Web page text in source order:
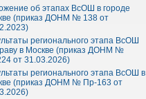
об этапах ВсОШ в городе
(приказ ДОНМ № 138 от
регионального этапа ВсОШ
в Москве (приказ ДОНМ №
от 31.03.2026)
регионального этапа ВсОШ в
(приказ ДОНМ № Пр-163 от